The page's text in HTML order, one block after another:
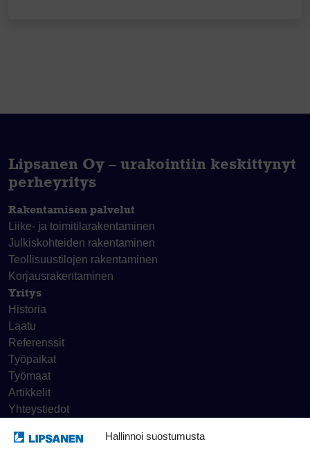
Hallinnoi suostumusta
Lipsanen Oy – urakointiin keskittynyt
perheyritys
Rakentamisen palvelut
Liike- ja toimitila­rakentaminen
Julkiskohteiden rakentaminen
Teollisuustilojen rakentaminen
Korjaus­rakentaminen
Yritys
Historia
Laatu
Referenssit
Työpaikat
Työmaat
Artikkelit
Yhteystiedot